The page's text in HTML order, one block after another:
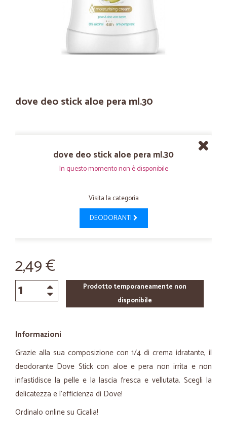
dove deo stick aloe pera ml.30
dove deo stick aloe pera ml.30
In questo momento non è disponibile
Visita la categoria
DEODORANTI
2,49 €
Prodotto temporaneamente non
disponibile
Informazioni
Grazie alla sua composizione con 1/4 di crema idratante, il
deodorante Dove Stick con aloe e pera non irrita e non
infastidisce la pelle e la lascia fresca e vellutata. Scegli la
delicatezza e l’efficienza di Dove!
Ordinalo online su Cicalia!